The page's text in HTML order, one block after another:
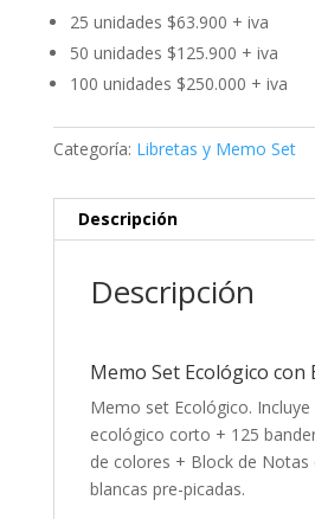
25 unidades $63.900 + iva
50 unidades $125.900 + iva
100 unidades $250.000 + iva
Categoría: Libretas y Memo Set
Descripción
Descripción
Memo Set Ecológico
Memo set Ecológico.
ecológico corto + 125
de colores + Block de Notas
blancas pre-picadas.